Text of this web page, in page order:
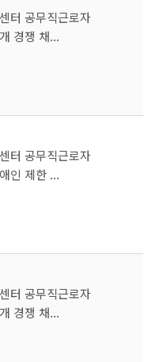
터 공무직근로자
경쟁 채...
터 공무직근로자
인 제한 ...
터 공무직근로자
경쟁 채...